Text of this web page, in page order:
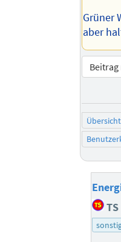
Grüner
aber
Übersicht
TS